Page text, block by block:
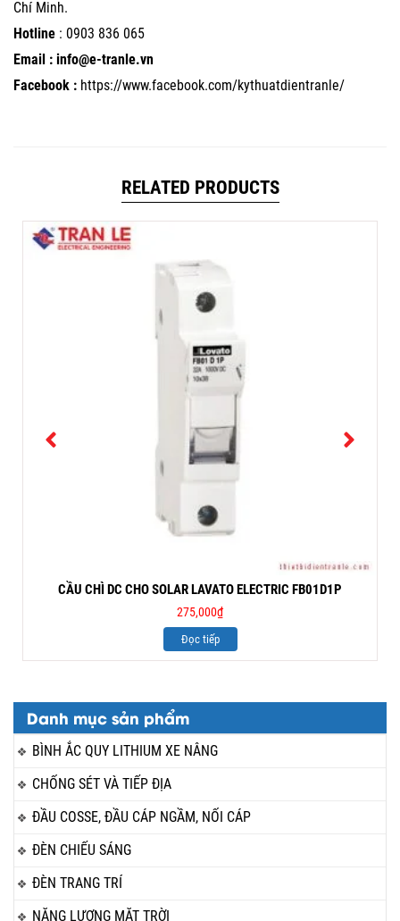
Danh mục sản phẩm
BÌNH ẮC QUY LITHIUM XE NÂNG
CHỐNG SÉT VÀ TIẾP ĐỊA
ĐẦU COSSE, ĐẦU CÁP NGẦM, NỐI CÁP
ĐÈN CHIẾU SÁNG
ĐÈN TRANG TRÍ
NĂNG LƯỢNG MẶT TRỜI
Chí Minh.
Hotline : 0903 836 065
Email : info@e-tranle.vn
Facebook : https://www.facebook.com/kythuatdientranle/
RELATED PRODUCTS
CẦU CHÌ DC CHO SOLAR LAVATO ELECTRIC FB01D1P
275,000₫
Đọc tiếp